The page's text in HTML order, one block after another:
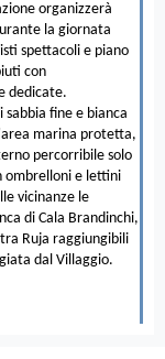
organizzerà
la giornata
spettacoli e piano
con
dedicate.
sabbia fine e bianca
marina protetta,
percorribile solo
ombrelloni e lettini
vicinanze le
di Cala Brandinchi,
Ruja raggiungibili
dal Villaggio.